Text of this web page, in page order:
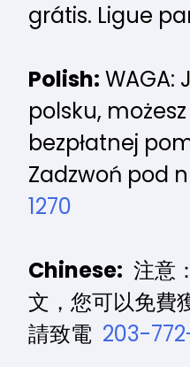
grátis. Ligue
Polish: WAGA:
polsku,
bezpłatnej
Zadzwoń pod
1270
Chinese: 注意
文，您可以免費
請致電 203-